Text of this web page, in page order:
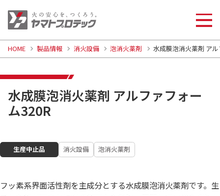
水成膜泡消火薬剤 アルファフォー
ム320R
HOME 製品情報 消火設備 泡消火薬剤 水成膜泡消火薬剤 ア
生産中止品 消火設備 泡消火薬剤
フッ素系界面活性剤を主成分とする水成膜泡消火薬剤です。生